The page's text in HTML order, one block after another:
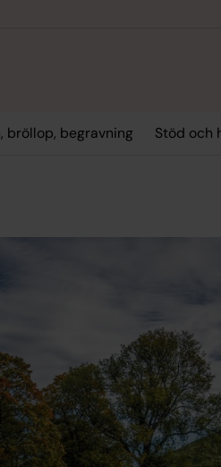
bröllop, begravning Stöd och